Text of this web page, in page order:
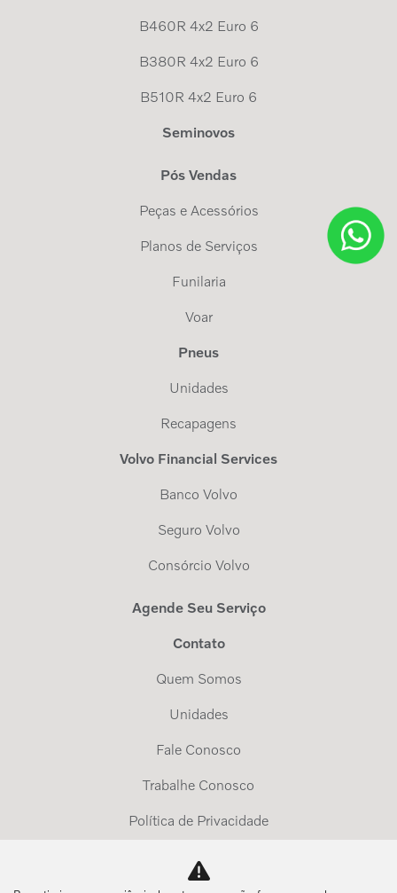
B460R 4x2 Euro 6
B380R 4x2 Euro 6
B510R 4x2 Euro 6
Seminovos
Pós Vendas
Peças e Acessórios
Planos de Serviços
Funilaria
Voar
Pneus
Unidades
Recapagens
Volvo Financial Services
Banco Volvo
Seguro Volvo
Consórcio Volvo
Agende Seu Serviço
Contato
Quem Somos
Unidades
Fale Conosco
Trabalhe Conosco
Política de Privacidade